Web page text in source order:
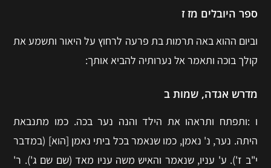
ספר היובלים מז ז
וביום ההוא באה תרמות בת פרעה לרחוץ על היאור ותשמע את
קולך בוכה ותאמר אל נערותיה להביא אותך:
מדרש אגדה, שמות ב
ו :ותפתח ותראהו את הילד והנה נער בכה. כמו מתנבאת
היתה. נער, נ' נאמן, כמו שנאמר בכל ביתי נאמן [הוא] (במדבר
י"ב ז'). ע' עניו, שנאמר והאיש משה עניו מאד (שם שם ג'). ר'